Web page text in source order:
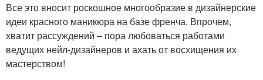
Все это вносит роскошное многообразие в дизайнерские
идеи красного маникюра на базе френча. Впрочем,
хватит рассуждений – пора любоваться работами
ведущих нейл-дизайнеров и ахать от восхищения их
мастерством!